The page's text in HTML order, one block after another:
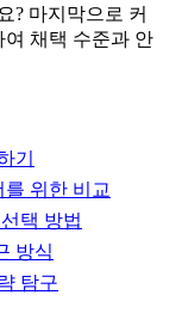
? 마지막으로 커
채택 수준과 안
기
위한 비교
택 방법
방식
탐구